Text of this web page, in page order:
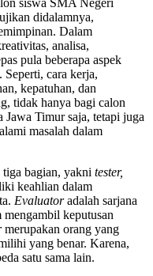
didalamnya,
Dalam
analisa,
pula beberapa aspek
cara kerja,
kepatuhan, dan
tidak hanya bagi calon
Timur saja, tetapi juga
masalah dalam
bagian, yakni tester,
keahlian dalam
Evaluatoradalah sarjana
keputusan
merupakan orang yang
yang benar. Karena,
satu sama lain.